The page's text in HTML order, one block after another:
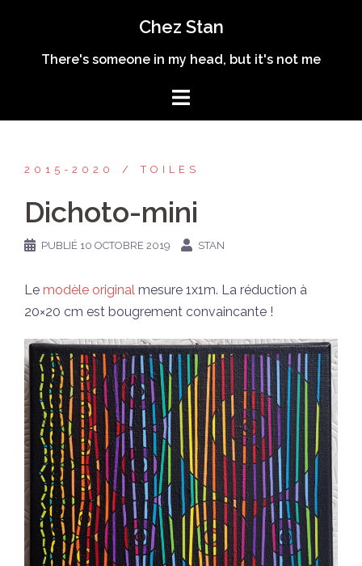
contenu
Chez Stan
There's someone in my head, but it's not me
2015-2020 TOILES
Dichoto-mini
PUBLIÉ 10 OCTOBRE 2019 STAN
Le modèle original mesure 1x1m. La réduction à
20×20 cm est bougrement convaincante !